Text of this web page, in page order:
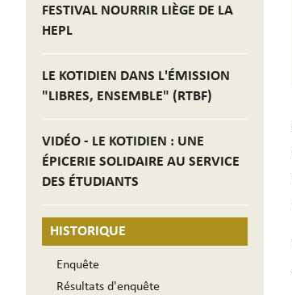
FESTIVAL NOURRIR LIÈGE DE LA
HEPL
LE KOTIDIEN DANS L'ÉMISSION
"LIBRES, ENSEMBLE" (RTBF)
VIDÉO - LE KOTIDIEN : UNE
ÉPICERIE SOLIDAIRE AU SERVICE
DES ÉTUDIANTS
HISTORIQUE
Enquête
Résultats d'enquête